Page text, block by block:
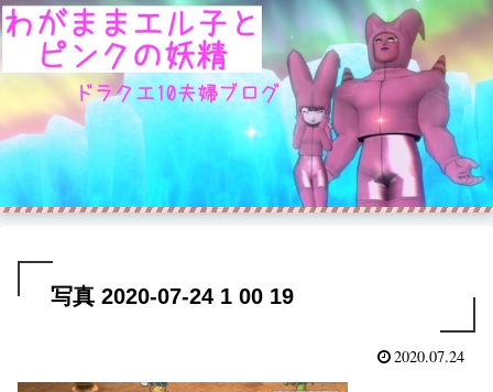
写真 2020-07-24 1 00 19
2020.07.24